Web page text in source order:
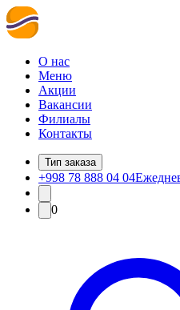
О нас
Меню
Акции
Вакансии
Филиалы
Контакты
Тип заказа
+998 78 888 04 04
0